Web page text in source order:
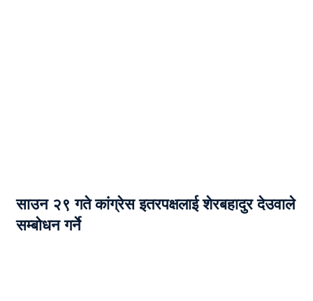
साउन २९ गते कांग्रेस इतरपक्षलाई शेरबहादुर देउवाले
सम्बोधन गर्ने